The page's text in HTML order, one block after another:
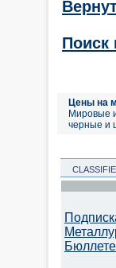
Поиск
Цены на
Мировые
черные и